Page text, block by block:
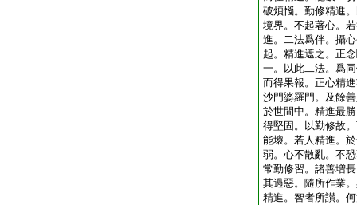
破煩惱。勤修精進
境界。不起著心。
進。二法爲伴。攝
起。精進遮之。正
一。以此二法。爲
而得果報。正心精
沙門婆羅門。及餘
於世間中。精進最
得堅固。以勤修故
能壞。若人精進。
弱。心不散亂。不
常勤修習。諸善増
其過惡。隨所作業
精進。智者所讃。